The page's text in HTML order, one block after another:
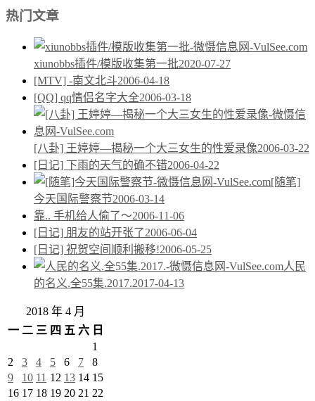
热门文章
xiunobbs插件/模版收集第一批2020-07-27
[MTV] -南文北斗2006-04-18
[QQ] qq情侣名字大全2006-03-18
[八卦] 王婷婷—揭秘一个大三女生的性爱录像2006-03-22
[日记] 下雨的天气的确不错2006-04-22
[随笔]
今天国际警察节2006-03-14
靠.. 手机给人偷了～2006-11-06
[日记] 朋友的站开张了2006-06-04
[日记] 祝贺空间顺利搬移!2006-05-25
人民
的名义.全55集.2017.2017-04-13
2018 年 4 月
一 二 三 四 五 六 日
1
2
3 4 5 6 7
8
9
10 11 12 13 14 15
16 17 18 19 20 21 22